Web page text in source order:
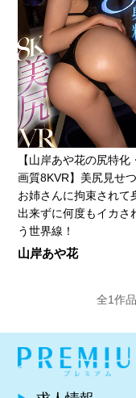
【山岸あや花の尻特化
画質8KVR】美尻見せ
お姉さんに拘束されて
出来ずに何度もイカさ
う世界線！
山岸あや花
全1作